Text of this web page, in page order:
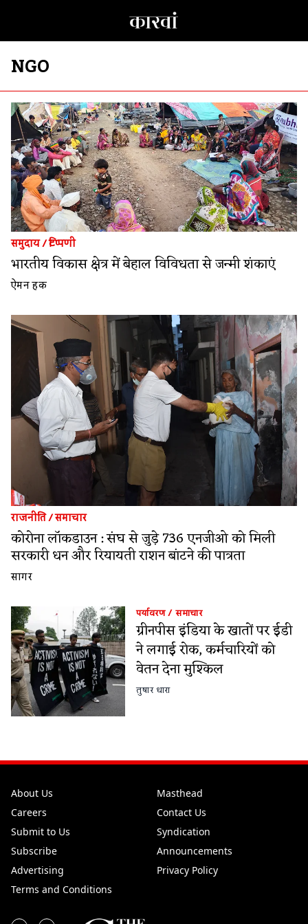
NGO
समुदाय/टिप्पणी
भारतीय विकास क्षेत्र में बेहाल विविधता से जन्मी शंकाएं
ऐमन हक
राजनीति/समाचार
कोरोना लॉकडाउन : संघ से जुड़े 736 एनजीओ को मिली
सरकारी धन और रियायती राशन बांटने की पात्रता
सागर
पर्यावरण/समाचार
ग्रीनपीस इंडिया के खातों पर ईडी
ने लगाई रोक, कर्मचारियों को
वेतन देना मुश्किल
तुषार धारा
About Us
Masthead
Careers
Contact Us
Submit to Us
Syndication
Subscribe
Announcements
Advertising
Privacy Policy
Terms and Conditions